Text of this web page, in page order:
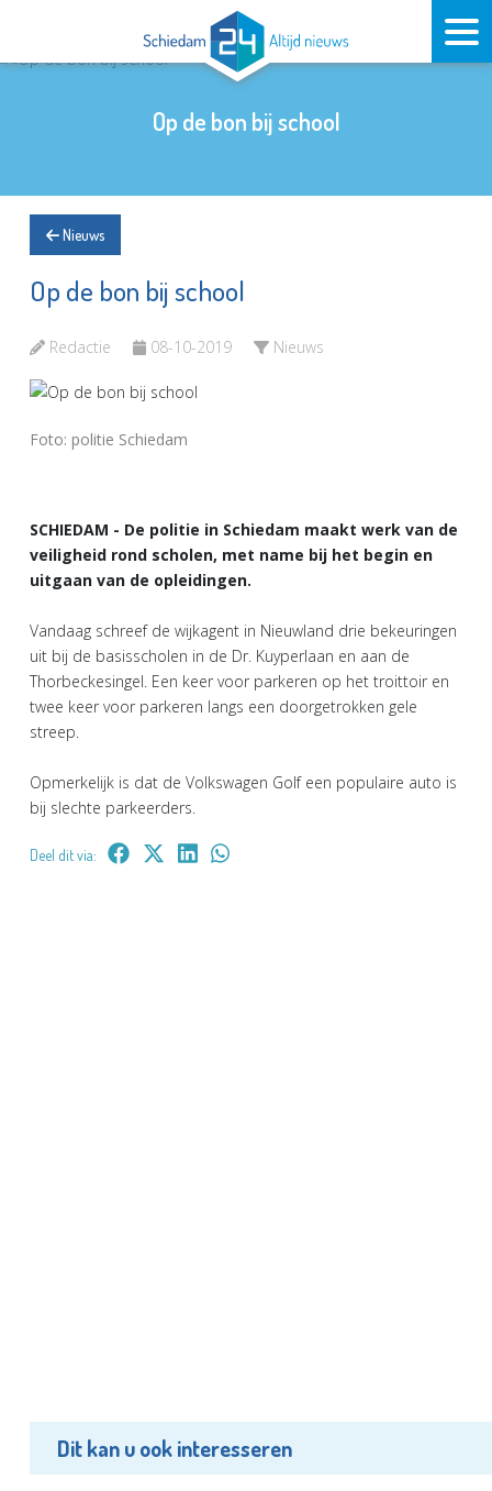
Op de bon bij school
Nieuws
Op de bon bij school
Redactie 08-10-2019 Nieuws
Foto: politie Schiedam
SCHIEDAM - De politie in Schiedam maakt werk van de
veiligheid rond scholen, met name bij het begin en
uitgaan van de opleidingen.
Vandaag schreef de wijkagent in Nieuwland drie bekeuringen
uit bij de basisscholen in de Dr. Kuyperlaan en aan de
Thorbeckesingel. Een keer voor parkeren op het troittoir en
twee keer voor parkeren langs een doorgetrokken gele
streep.
Opmerkelijk is dat de Volkswagen Golf een populaire auto is
bij slechte parkeerders.
Deel dit via:
Dit kan u ook interesseren